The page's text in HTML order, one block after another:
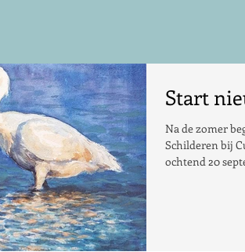
Start
Na de zomer
Schilderen bij
ochtend 20